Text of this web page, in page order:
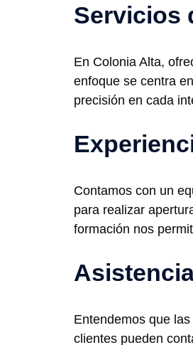
Servicios
En Colonia Alta,
enfoque se centra
precisión en cada
Contamos con un
para realizar
formación nos
Entendemos que
clientes pueden